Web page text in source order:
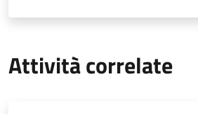
Attività correlate